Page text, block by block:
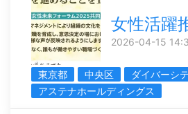
女性活躍
2026-04-15
東京都 中央区 ダイバーシ
アステナホールディングス